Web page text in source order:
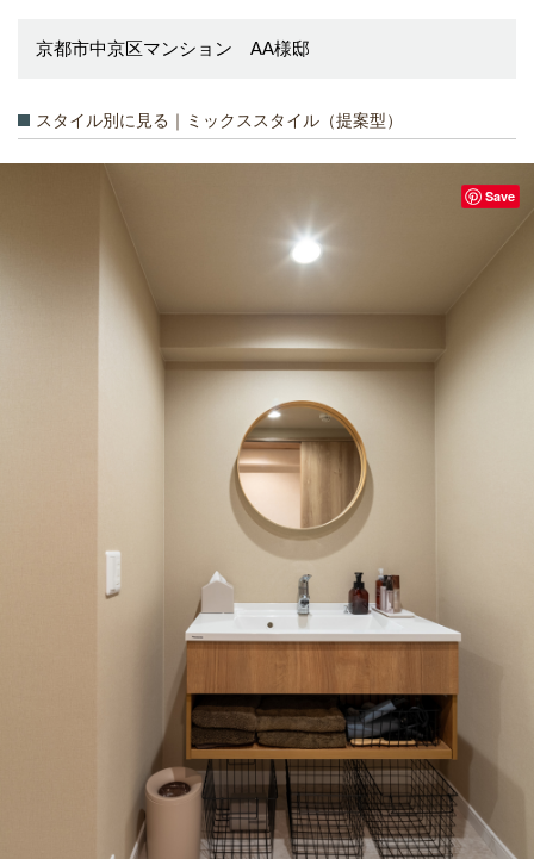
京都市中京区マンション AA様邸
スタイル別に見る｜ミックススタイル（提案型）
Save